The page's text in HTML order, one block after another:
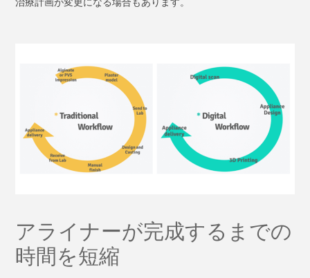
アライナーが完成するまでの
時間を短縮